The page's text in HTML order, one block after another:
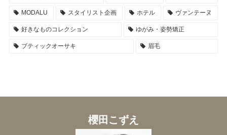
MODALU スタイリスト企画 ホテル ヴァンテーヌ
好きなものコレクション ゆがみ・姿勢矯正
ブティックオーサキ 眉毛
櫻田こずえ